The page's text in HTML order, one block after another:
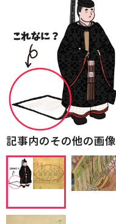
記事内のその他の画像